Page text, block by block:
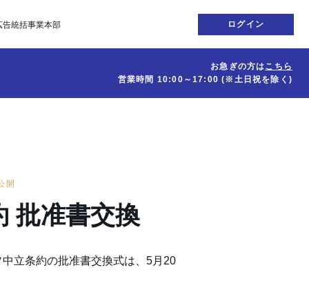
告統括事業本部 ログイン
お急ぎの方はこちら
営業時間 10:00～17:00(※土日祝を除く)
開
批准書交換
立条約の批准書交換式は、5月20